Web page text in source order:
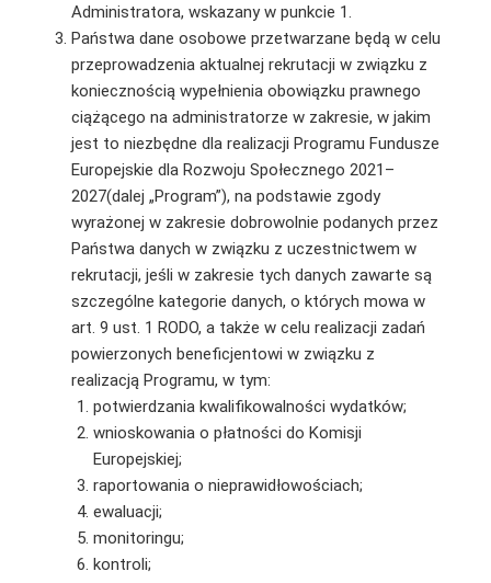
Administratora, wskazany w punkcie 1.
Państwa dane osobowe przetwarzane będą w celu
przeprowadzenia aktualnej rekrutacji w związku z
koniecznością wypełnienia obowiązku prawnego
ciążącego na administratorze w zakresie, w jakim
jest to niezbędne dla realizacji Programu Fundusze
Europejskie dla Rozwoju Społecznego 2021–
2027(dalej „Program”), na podstawie zgody
wyrażonej w zakresie dobrowolnie podanych przez
Państwa danych w związku z uczestnictwem w
rekrutacji, jeśli w zakresie tych danych zawarte są
szczególne kategorie danych, o których mowa w
art. 9 ust. 1 RODO, a także w celu realizacji zadań
powierzonych beneficjentowi w związku z
realizacją Programu, w tym:
potwierdzania kwalifikowalności wydatków;
wnioskowania o płatności do Komisji
Europejskiej;
raportowania o nieprawidłowościach;
ewaluacji;
monitoringu;
kontroli;